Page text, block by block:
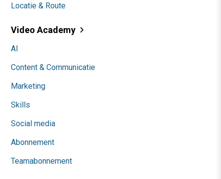
Locatie & Route
Video Academy
AI
Content & Communicatie
Marketing
Skills
Social media
Abonnement
Teamabonnement